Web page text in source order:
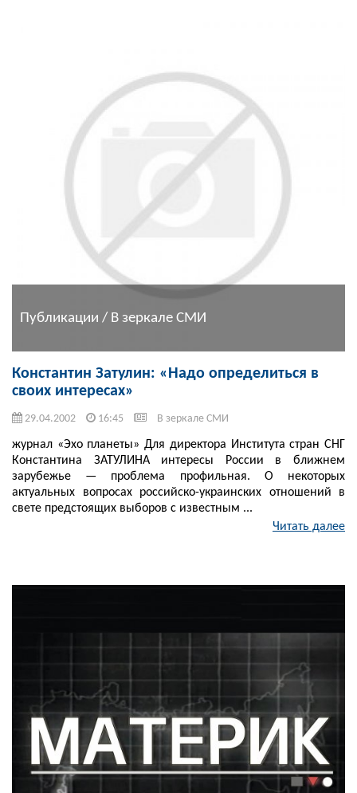
Публикации / В зеркале СМИ
Константин Затулин: «Надо определиться в
своих интересах»
29.04.2002 16:45 В зеркале СМИ
журнал «Эхо планеты» Для директора Института стран СНГ
Константина ЗАТУЛИНА интересы России в ближнем
зарубежье — проблема профильная. О некоторых
актуальных вопросах российско-украинских отношений в
свете предстоящих выборов с известным ...
Читать далее